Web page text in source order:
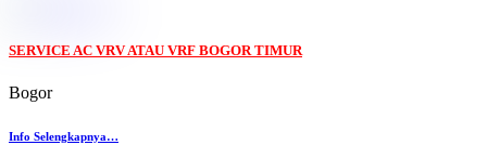
SERVICE AC VRV ATAU VRF BOGOR TIMUR
Bogor
Info Selengkapnya…